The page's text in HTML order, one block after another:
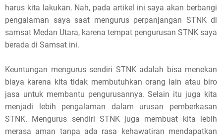
harus kita lakukan. Nah, pada artikel ini saya akan berbangi
pengalaman saya saat mengurus perpanjangan STNK di
samsat Medan Utara, karena tempat pengurusan STNK saya
berada di Samsat ini.
Keuntungan mengurus sendiri STNK adalah bisa menekan
biaya karena kita tidak membutuhkan orang lain atau biro
jasa untuk membantu pengurusannya. Selain itu juga kita
menjadi lebih pengalaman dalam urusan pemberkasan
STNK. Mengurus sendiri STNK juga membuat kita lebih
merasa aman tanpa ada rasa kehawatiran mendapatkan